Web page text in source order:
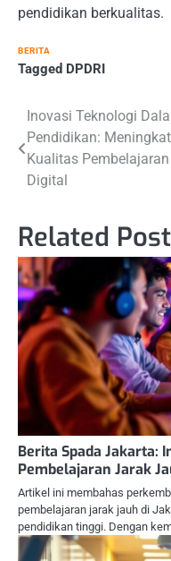
pendidikan berkualitas.
BERITA
Tagged DPDRI
Navigasi
pos
Inovasi Teknologi
Pendidikan:
Kualitas
Digital
Related
Berita Spada Jakarta:
Pembelajaran Jarak
Artikel ini membahas
pembelajaran jarak jauh di
pendidikan tinggi. Dengan